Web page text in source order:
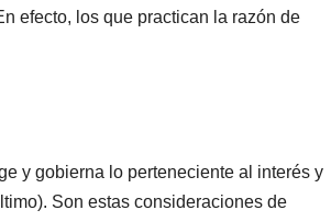
efecto, los que practican la razón de
y gobierna lo perteneciente al interés y
Son estas consideraciones de